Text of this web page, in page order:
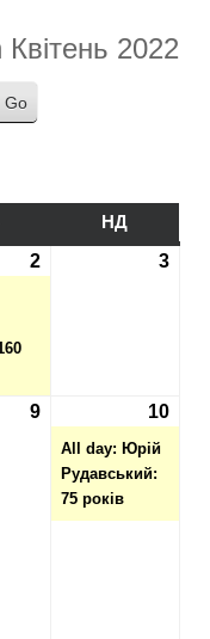
2022
СУБОТА НД
2 3
9 10
All day: Юрій
Рудавський:
75 років